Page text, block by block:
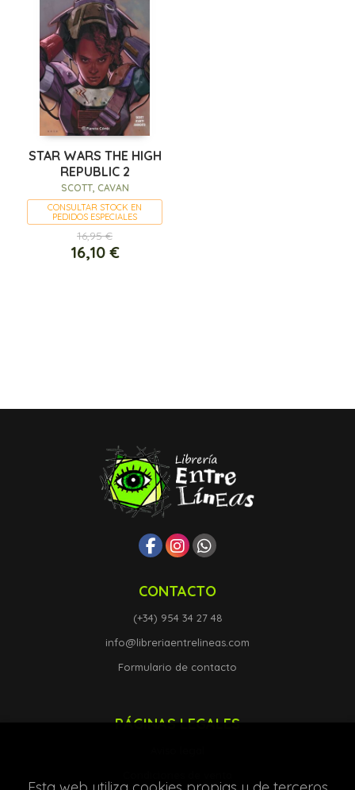
STAR WARS THE HIGH
REPUBLIC 2
SCOTT, CAVAN
CONSULTAR STOCK EN
PEDIDOS ESPECIALES
16,95 €
16,10 €
CONTACTO
(+34) 954 34 27 48
info@libreriaentrelineas.com
Formulario de contacto
PÁGINAS LEGALES